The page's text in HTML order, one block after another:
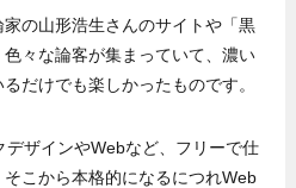
の山形浩生さんのサイトや「黒
々な論客が集まっていて、濃い
だけでも楽しかったものです。
ザインやWebなど、フリーで仕
こから本格的になるにつれWeb